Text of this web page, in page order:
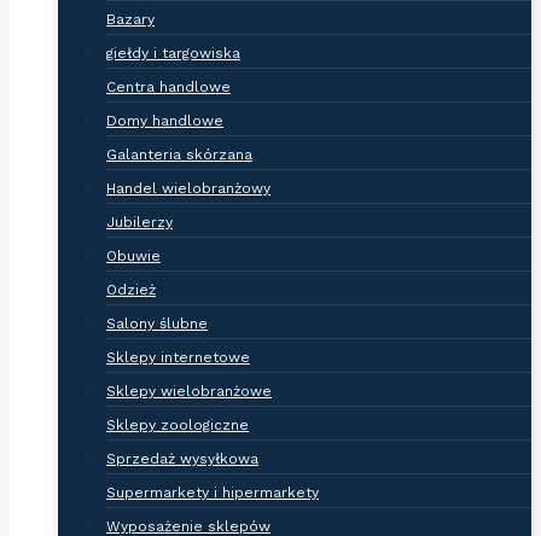
Bazary
giełdy i targowiska
Centra handlowe
Domy handlowe
Galanteria skórzana
Handel wielobranżowy
Jubilerzy
Obuwie
Odzież
Salony ślubne
Sklepy internetowe
Sklepy wielobranżowe
Sklepy zoologiczne
Sprzedaż wysyłkowa
Supermarkety i hipermarkety
Wyposażenie sklepów